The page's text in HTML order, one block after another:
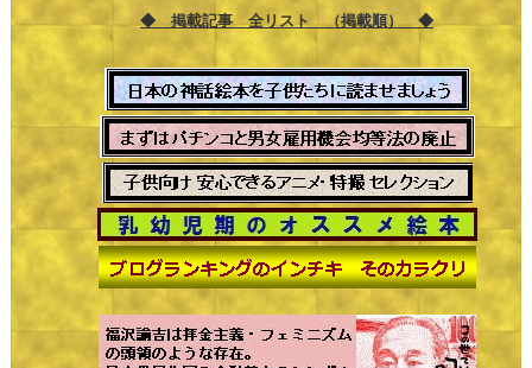
◆ 掲載記事 全リスト （掲載順） ◆